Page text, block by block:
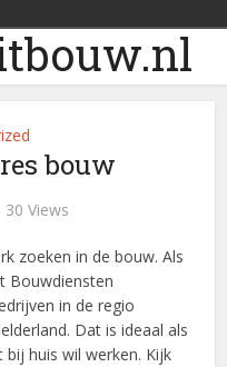
bouw
30 Views
zoeken in de bouw. Als
Bouwdiensten
in de regio
Dat is ideaal als
huis wil werken. Kijk